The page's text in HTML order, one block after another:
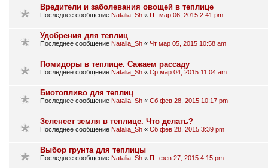
Вредители и заболевания овощей в теплице
Последнее сообщение Natalia_Sh « Пт мар 06, 2015 2:41 pm
Удобрения для теплиц
Последнее сообщение Natalia_Sh « Чт мар 05, 2015 10:58 am
Помидоры в теплице. Сажаем рассаду
Последнее сообщение Natalia_Sh « Ср мар 04, 2015 11:04 am
Биотопливо для теплиц
Последнее сообщение Natalia_Sh « Сб фев 28, 2015 10:17 pm
Зеленеет земля в теплице. Что делать?
Последнее сообщение Natalia_Sh « Сб фев 28, 2015 3:39 pm
Выбор грунта для теплицы
Последнее сообщение Natalia_Sh « Пт фев 27, 2015 4:15 pm